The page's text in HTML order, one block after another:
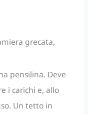
grecata,
pensilina. Deve
i carichi e, allo
Un tetto in